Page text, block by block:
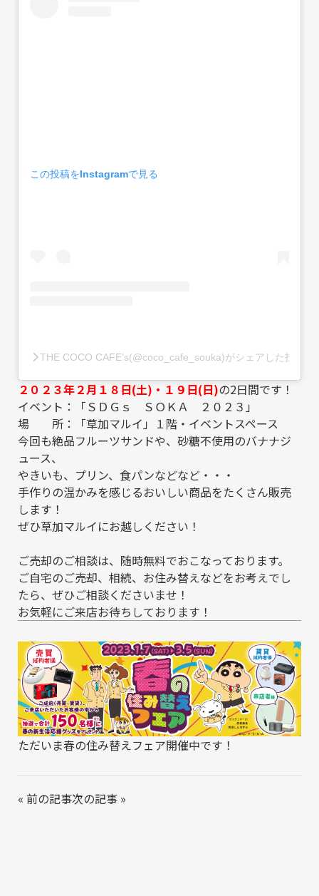
この投稿をInstagramで見る
THE COCO CAFE’s(@coco_cafe_souka)がシェアした投稿
２０２３年２月１８日(土)・１９日(日)の2日間です！
イベント：「ＳＤＧｓ ＳＯＫＡ ２０２３」
場 所：「草加マルイ」１階・イベントスペース
今回も絶品フルーツサンドや、砂糖不使用のバナナジ
ュース、
やきいも、プリン、食パンなどなど・・・
手作りの温かみを感じるおいしい商品をたくさん販売
します！
ぜひ草加マルイにお越しください！
ご売却のご相談は、随時無料でおこなっております。
ご自宅のご売却、相続、お住み替えなどをお考えでし
たら、ぜひご相談くださいませ！
お気軽にご来店お待ちしております！
ただいま春の住み替えフェア開催中です！
« 前の記事次の記事 »